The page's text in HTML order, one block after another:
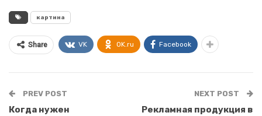
картина
Share VK OK.ru Facebook
PREV POST
Когда нужен
NEXT POST
Рекламная продукция в